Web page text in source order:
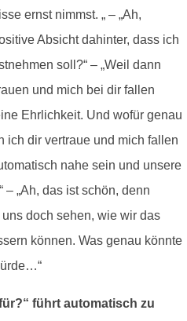
ernst nimmst. „ – „Ah,
Absicht dahinter, dass ich
soll?“ – „Weil dann
und mich bei dir fallen
Ehrlichkeit. Und wofür genau
ich dir vertraue und mich fallen
nahe sein und unsere
„Ah, das ist schön, denn
doch sehen, wie wir das
können. Was genau könnte
führt automatisch zu